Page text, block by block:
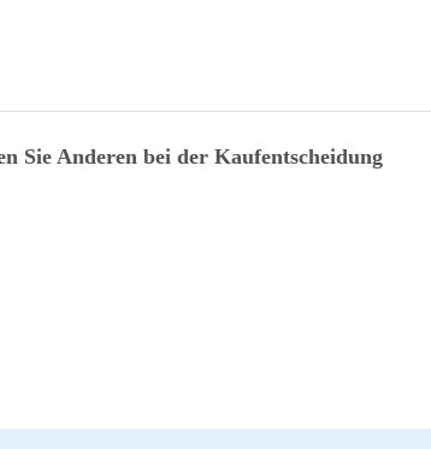
Sie Anderen bei der Kaufentscheidung